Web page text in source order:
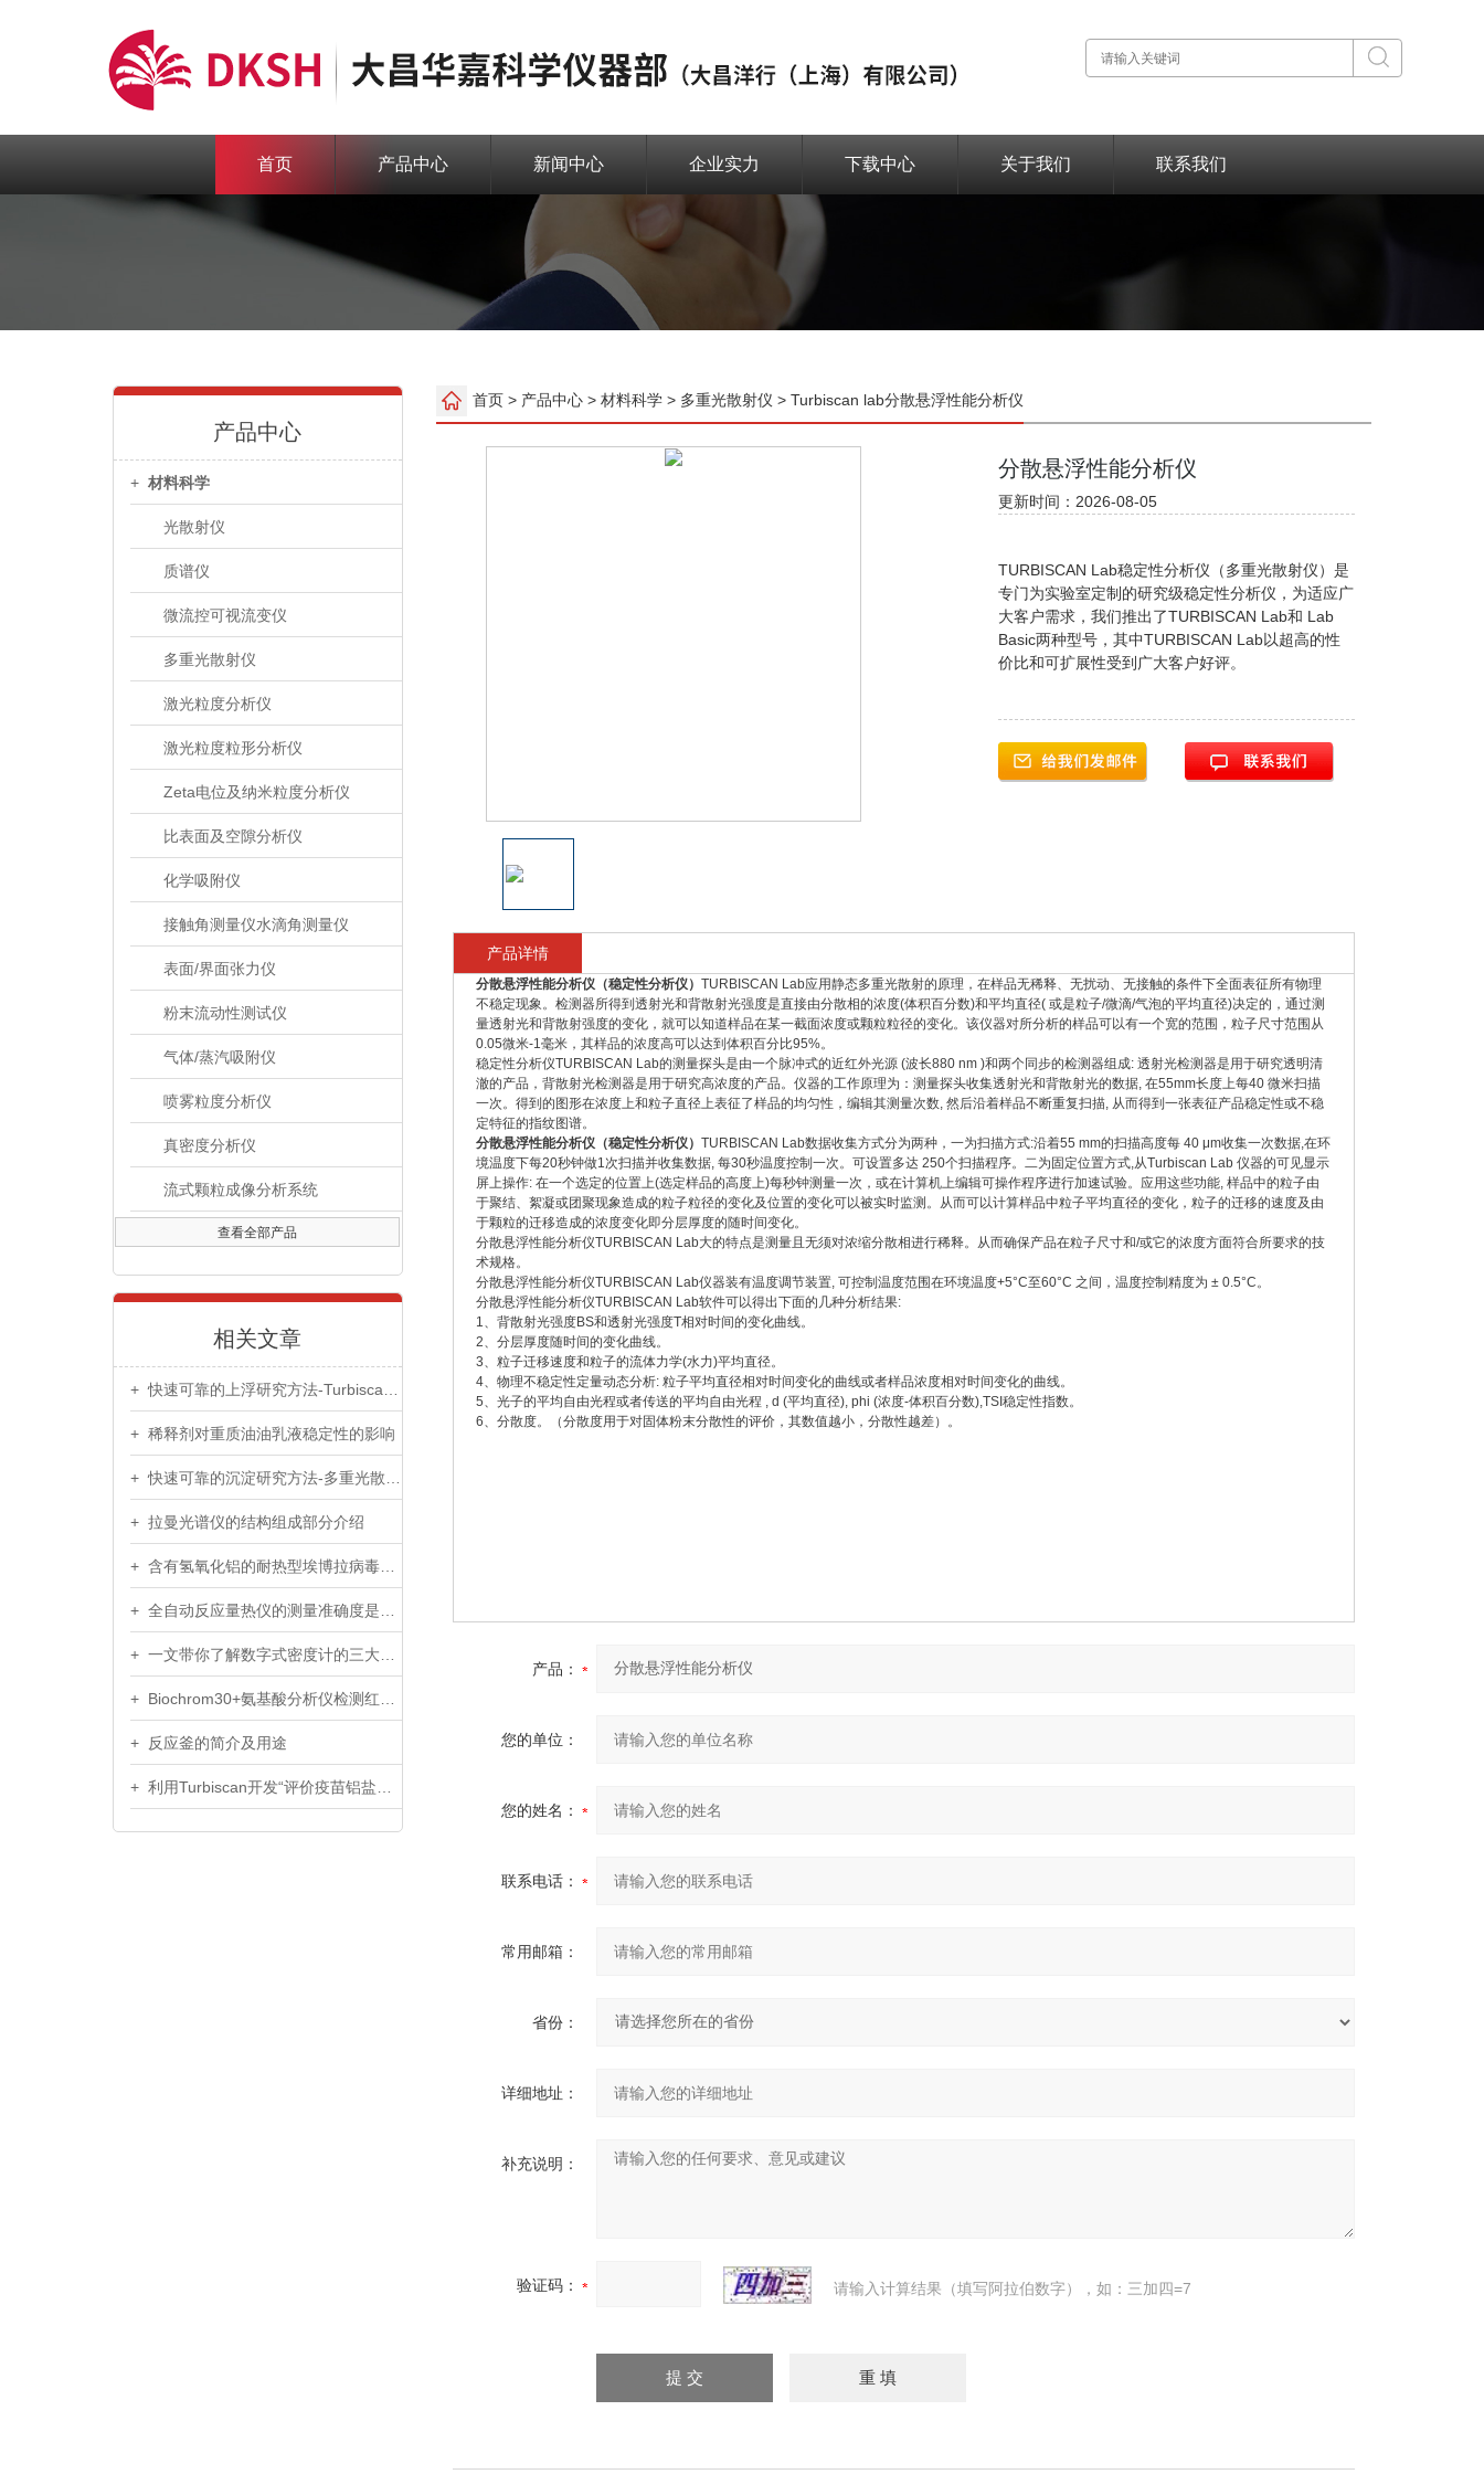
首页 产品中心 新闻中心 企业实力 下载中心 关于我们 联系我们
产品中心
+ 材料科学
光散射仪
质谱仪
微流控可视流变仪
多重光散射仪
激光粒度分析仪
激光粒度粒形分析仪
Zeta电位及纳米粒度分析仪
比表面及空隙分析仪
化学吸附仪
接触角测量仪水滴角测量仪
表面/界面张力仪
粉末流动性测试仪
气体/蒸汽吸附仪
喷雾粒度分析仪
真密度分析仪
流式颗粒成像分析系统
查看全部产品
相关文章
+ 稀释剂对重质油油乳液稳定性的影响
+ 拉曼光谱仪的结构组成部分介绍
+ 反应釜的简介及用途
首页> 产品中心> 材料科学> 多重光散射仪 > Turbiscan lab分散悬浮性能分析仪
分散悬浮性能分析仪
更新时间：2026-08-05
TURBISCAN Lab稳定性分析仪（多重光散射仪）是
专门为实验室定制的研究级稳定性分析仪，为适应广
大客户需求，我们推出了TURBISCAN Lab和 Lab
Basic两种型号，其中TURBISCAN Lab以超高的性
价比和可扩展性受到广大客户好评。
产品详情
分散悬浮性能分析仪（稳定性分析仪） TURBISCAN Lab应用静态多重光散射的原理，在样品无稀释、无扰动、无接触的条件下全面表征所有物理
不稳定现象。检测器所得到透射光和背散射光强度是直接由分散相的浓度(体积百分数)和平均直径( 或是粒子/微滴/气泡的平均直径)决定的，通过测
量透射光和背散射强度的变化，就可以知道样品在某一截面浓度或颗粒粒径的变化。该仪器对所分析的样品可以有一个宽的范围，粒子尺寸范围从
0.05微米-1 毫米，其样品的浓度高可以达到体积百分比95%。
稳定性分析仪TURBISCAN Lab的测量探头是由一个脉冲式的近红外光源(波长880 nm )和两个同步的检测器组成: 透射光检测器是用于研究透明清
澈的产品，背散射光检测器是用于研究高浓度的产品。仪器的工作原理为：测量探头收集透射光和背散射光的数据, 在55mm长度上每40 微米扫描
一次。得到的图形在浓度上和粒子直径上表征了样品的均匀性，编辑其测量次数, 然后沿着样品不断重复扫描, 从而得到一张表征产品稳定性或不稳
定特征的指纹图谱。
分散悬浮性能分析仪（稳定性分析仪） TURBISCAN Lab数据收集方式分为两种，一为扫描方式:沿着55 mm的扫描高度每40 μm收集一次数据, 在环
境温度下每20秒钟做1 次扫描并收集数据, 每30秒温度控制一次。可设置多达250个扫描程序。二为固定位置方式, 从Turbiscan Lab 仪器的可见显示
屏上操作: 在一个选定的位置上(选定样品的高度上)每秒钟测量一次，或在计算机上编辑可操作程序进行加速试验。应用这些功能, 样品中的粒子由
于聚结、絮凝或团聚现象造成的粒子粒径的变化及位置的变化可以被实时监测。从而可以计算样品中粒子平均直径的变化，粒子的迁移的速度及由
于颗粒的迁移造成的浓度变化即分层厚度的随时间变化。
分散悬浮性能分析仪TURBISCAN Lab大的特点是测量且无须对浓缩分散相进行稀释。从而确保产品在粒子尺寸和/或它的浓度方面符合所要求的技
术规格。
分散悬浮性能分析仪TURBISCAN Lab仪器装有温度调节装置, 可控制温度范围在环境温度+5°C至60°C 之间，温度控制精度为 ± 0.5°C 。
分散悬浮性能分析仪TURBISCAN Lab软件可以得出下面的几种分析结果:
1
、背散射光强度BS和透射光强度T相对时间的变化曲线。
2 、分层厚度随时间的变化曲线。
3 、粒子迁移速度和粒子的流体力学(水力)平均直径。
4、物理不稳定性定量动态分析: 粒子平均直径相对时间变化的曲线或者样品浓度相对时间变化的曲线。
5 、光子的平均自由光程或者传送的平均自由光程 , d (平均直径), phi (浓度-体积百分数),TSI稳定性指数。
6 、分散度。（分散度用于对固体粉末分散性的评价，其数值越小，分散性越差）。
产品：
您的单位：
您的姓名：
联系电话：
常用邮箱：
省份：
详细地址：
补充说明：
验证码： 请输入计算结果（填写阿拉伯数字），如：三加四=7